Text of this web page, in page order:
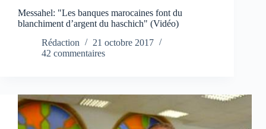
Messahel: "Les banques marocaines font du
blanchiment d’argent du haschich" (Vidéo)
Rédaction
21 octobre 2017
42 commentaires